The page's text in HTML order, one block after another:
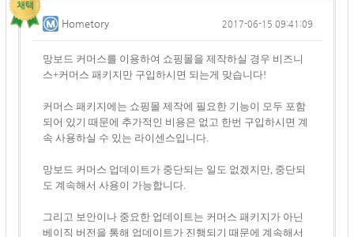
Hometory 2017-06-15 09:41:09
망보드 커머스를 이용하여 쇼핑몰을 제작하실 경우 비즈니
스+커머스 패키지만 구입하시면 되는게 맞습니다!
커머스 패키지에는 쇼핑몰 제작에 필요한 기능이 모두 포함
되어 있기 때문에 추가적인 비용은 없고 한번 구입하시면 계
속 사용하실 수 있는 라이센스입니다.
망보드 커머스 업데이트가 중단되는 일도 없겠지만, 중단되
도 계속해서 사용이 가능합니다.
그리고 보안이나 중요한 업데이트는 커머스 패키지가 아닌
베이직 버전을 통해 업데이트가 진행되기 때문에 계속해서